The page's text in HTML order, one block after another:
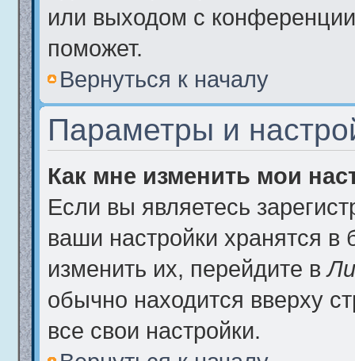
или выходом с
поможет.
Вернуться к началу
Параметры и
Как мне изменить мои
Если вы являетесь
ваши настройки хранятся
изменить их, перейдите в
обычно находится вверху
все свои настройки.